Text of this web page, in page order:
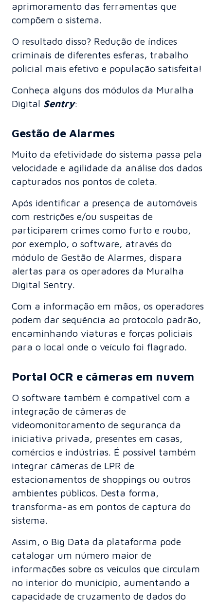
aprimoramento das ferramentas que
compõem o sistema.
O resultado disso? Redução de índices
criminais de diferentes esferas, trabalho
policial mais efetivo e população satisfeita!
Conheça alguns dos módulos da Muralha
Digital Sentry:
Gestão de Alarmes
Muito da efetividade do sistema passa pela
velocidade e agilidade da análise dos dados
capturados nos pontos de coleta.
Após identificar a presença de automóveis
com restrições e/ou suspeitas de
participarem crimes como furto e roubo,
por exemplo, o software, através do
módulo de Gestão de Alarmes, dispara
alertas para os operadores da Muralha
Digital Sentry.
Com a informação em mãos, os operadores
podem dar sequência ao protocolo padrão,
encaminhando viaturas e forças policiais
para o local onde o veículo foi flagrado.
Portal OCR e câmeras em nuvem
O software também é compatível com a
integração de câmeras de
videomonitoramento de segurança da
iniciativa privada, presentes em casas,
comércios e indústrias. É possível também
integrar câmeras de LPR de
estacionamentos de shoppings ou outros
ambientes públicos. Desta forma,
transforma-as em pontos de captura do
sistema.
Assim, o Big Data da plataforma pode
catalogar um número maior de
informações sobre os veículos que circulam
no interior do município, aumentando a
capacidade de cruzamento de dados do